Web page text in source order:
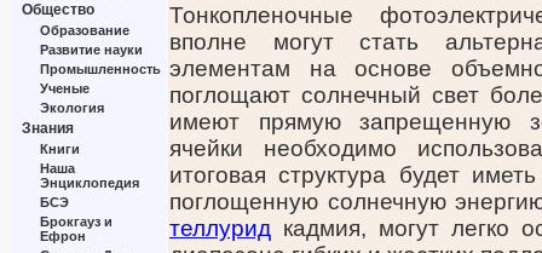
Общество
Образование
Развитие науки
Промышленность
Ученые
Экология
Знания
Книги
Наша
Энциклопедия
БСЭ
Брокгауз и
Ефрон
Тонкопленочные
вполне могут стать
элементам на основе
поглощают солнечный свет
имеют прямую запрещенную
ячейки необходимо
итоговая структура будет
поглощенную солнечную
теллурид кадмия, могут легко